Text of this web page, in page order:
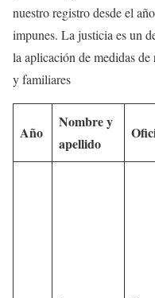
nuestro registro desde el
impunes. La justicia es un
la aplicación de medidas
y familiares
Año
Nombre y
apellido